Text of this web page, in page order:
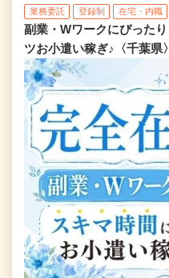
業務委託 登録制 在宅・内職
副業・Wワークにぴった
ツお小遣い稼ぎ♪〈千葉県〉